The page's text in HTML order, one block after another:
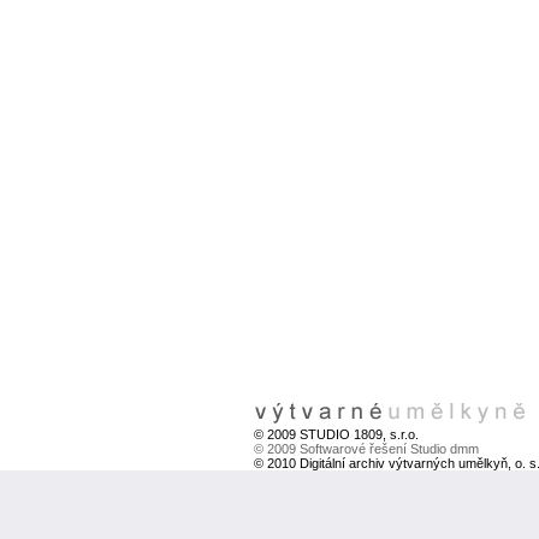
© 2009 STUDIO 1809, s.r.o.
© 2009 Softwarové řešení Studio dmm
© 2010 Digitální archiv výtvarných umělkyň, o. s.